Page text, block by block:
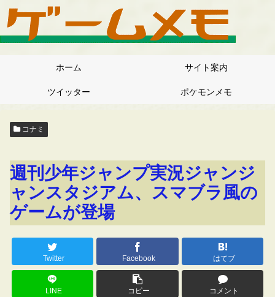
ホーム サイト案内
ツイッター ポケモンメモ
コナミ
週刊少年ジャンプ実況ジャンジ
ャンスタジアム、スマブラ風の
ゲームが登場
Twitter Facebook はてブ
LINE コピー コメント